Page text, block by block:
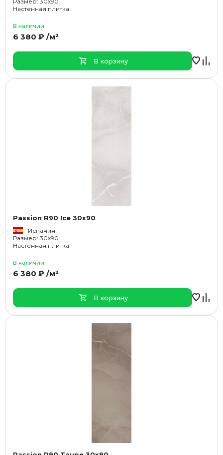
Настенная плитка
В наличии
6 380 ₽ /м²
В корзину
Passion R90 Ice 30x90
Испания
Размер: 30x90
Настенная плитка
В наличии
6 380 ₽ /м²
В корзину